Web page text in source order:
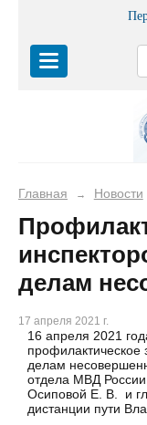
Главная → Новости
делам
17 апреля 2021 г.
16 апреля 2021
профилактическое
делам
отдела МВД
Осиповой Е. В. и
дистанции пути